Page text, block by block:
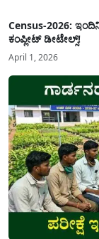
Census-2026:
ಕಂಪ್ಲೀಟ್ ಡೀಟೇಲ್ಸ್!
April 1, 2026